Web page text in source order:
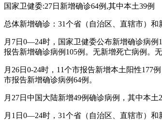
国家卫健委:27日新增确诊64例,其中本土39例
总体新增确诊：31个省（自治区、直辖市）和
月7日0—24时，国家卫健委公布新增确诊病
报告新增确诊病例105例。无新增死亡病例。
月26日0-24时，11个市报告新增本土阳性177
市报告新增确诊病例64例。
月27日中国大陆新增49例确诊病例，其中本土
月1日0—24时，31个省（自治区、直辖市）和